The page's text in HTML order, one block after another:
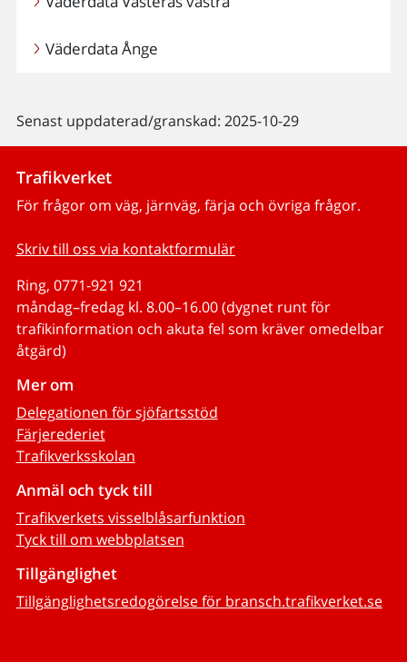
Väderdata Ånge
Senast uppdaterad/granskad: 2025-10-29
Trafikverket
För frågor om väg, järnväg, färja och övriga frågor.
Skriv till oss via kontaktformulär
Ring, 0771-921 921
måndag–fredag kl. 8.00–16.00 (dygnet runt för
trafikinformation och akuta fel som kräver omedelbar
åtgärd)
Mer om
Delegationen för sjöfartsstöd
Färjerederiet
Trafikverksskolan
Anmäl och tyck till
Trafikverkets visselblåsarfunktion
Tyck till om webbplatsen
Tillgänglighet
Tillgänglighetsredogörelse för bransch.trafikverket.se